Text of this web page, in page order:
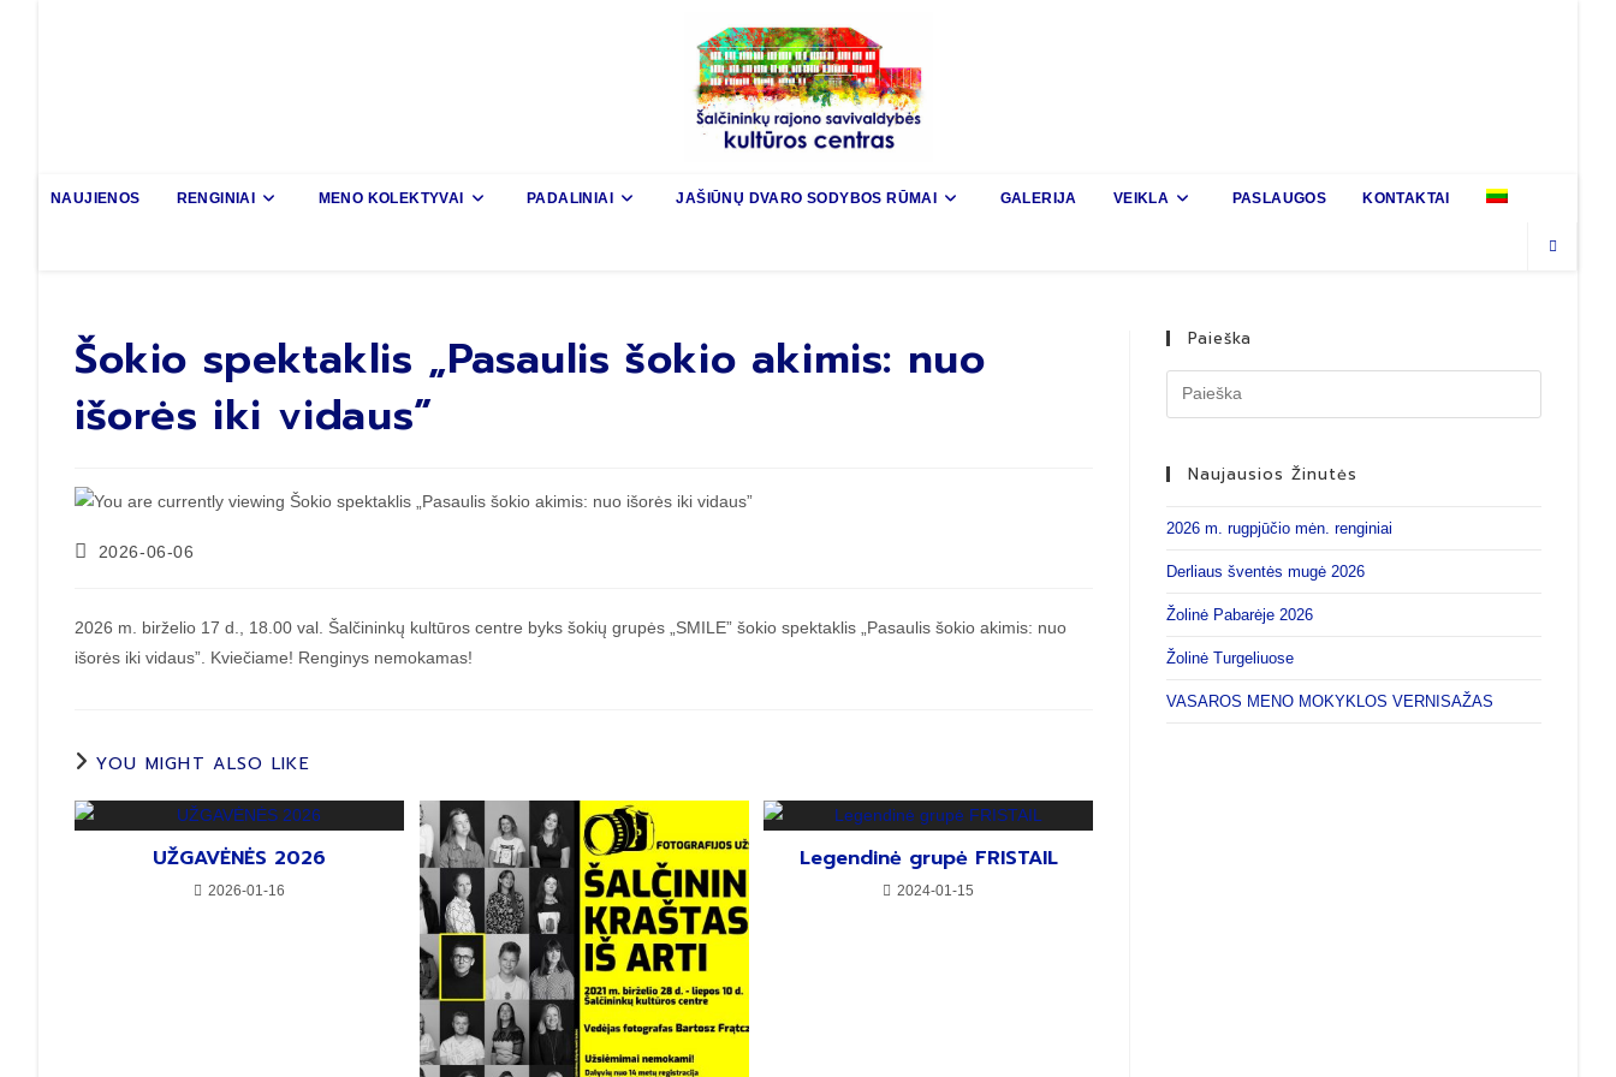
NAUJIENOS RENGINIAI MENO KOLEKTYVAI PADALINIAI JAŠIŪNŲ DVARO SODYBOS RŪMAI GALERIJA VEIKLA PASLAUGOS KONTAKTAI
Šokio spektaklis „Pasaulis šokio akimis: nuo
išorės iki vidaus”
2026-06-06
2026 m. birželio 17 d., 18.00 val. Šalčininkų kultūros centre byks šokių grupės „SMILE” šokio spektaklis „Pasaulis šokio akimis: nuo
išorės iki vidaus”. Kviečiame! Renginys nemokamas!
YOU MIGHT ALSO LIKE
UŽGAVĖNĖS 2026
2026-01-16
Legendinė grupė FRISTAIL
2024-01-15
Paieška
Naujausios Žinutės
2026 m. rugpjūčio mėn. renginiai
Derliaus šventės mugė 2026
Žolinė Pabarėje 2026
Žolinė Turgeliuose
VASAROS MENO MOKYKLOS VERNISAŽAS